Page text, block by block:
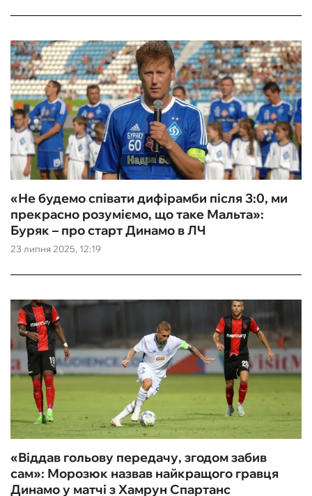
23 липня 2025, 12:19
«Не будемо співати дифірамби після 3:0, ми
прекрасно розуміємо, що таке Мальта»:
Буряк – про старт Динамо в ЛЧ
«Віддав гольову передачу, згодом забив
сам»: Морозюк назвав найкращого гравця
Динамо у матчі з Хамрун Спартанс